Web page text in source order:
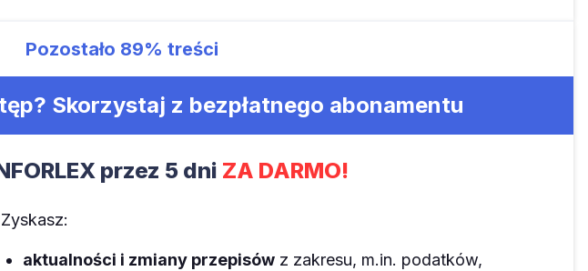
Pozostało 89% treści
Skorzystaj z bezpłatnego abonamentu
przez 5 dni ZA DARMO!
Zyskasz:
aktualności i zmiany przepisówz zakresu, m.in. podatków,